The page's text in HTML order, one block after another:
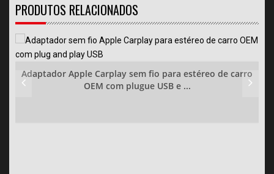
PRODUTOS RELACIONADOS
Adaptador Apple Carplay sem fio para estéreo de carro
OEM com plugue USB e ...